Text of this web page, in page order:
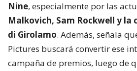
Nine, especialmente por las
Malkovich, Sam Rockwell y la
di Girolamo. Además, señala
Pictures buscará convertir ese
campaña de premios, luego de